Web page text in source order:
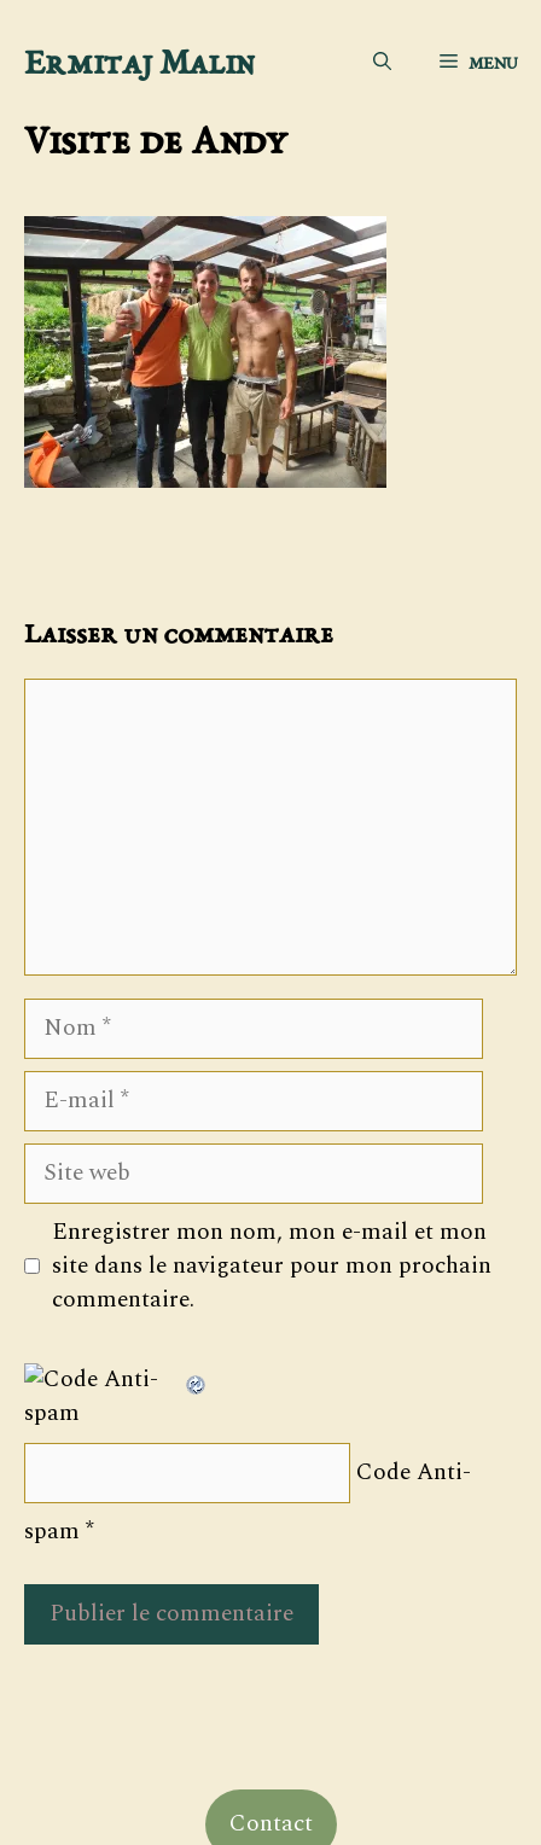
Aller
contenu
Ermitaj Malin MENU
Visite de Andy
Laisser un commentaire
Nom
E-
mail
Site
web
Enregistrer mon nom, mon e-mail et mon
site dans le navigateur pour mon prochain
commentaire.
Code Anti-
spam *
Contact